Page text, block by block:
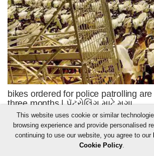
This website uses cookie or similar
browsing experience and provide personalised
continuing to use our website, you agree to our
Cookie Policy.